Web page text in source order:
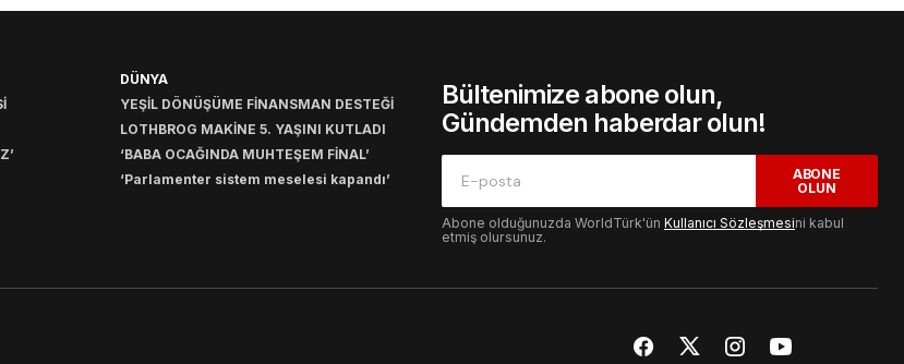
DÜNYA
YEŞİL DÖNÜŞÜME FİNANSMAN DESTEĞİ
LOTHBROG MAKİNE 5. YAŞINI KUTLADI
‘BABA OCAĞINDA MUHTEŞEM FİNAL’
‘Parlamenter sistem meselesi kapandı’
Bültenimize abone olun,
Gündemden haberdar olun!
ABONE
OLUN
Abone olduğunuzda WorldTürk'ün Kullanıcı Sözleşmesini kabul
etmiş olursunuz.